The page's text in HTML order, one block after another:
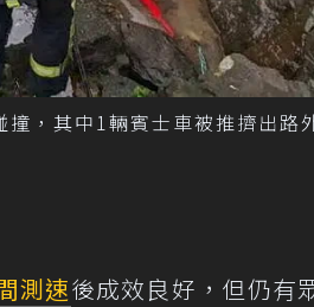
，其中1輛賓士車被推擠出路
測速後成效良好，但仍有